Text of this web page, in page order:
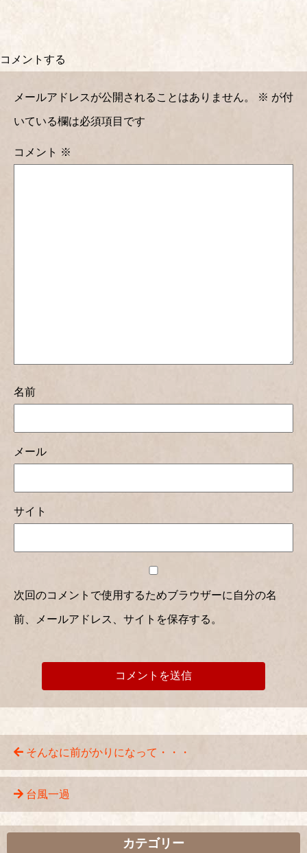
コメントする
メールアドレスが公開されることはありません。 ※ が付
いている欄は必須項目です
コメント ※
名前
メール
サイト
次回のコメントで使用するためブラウザーに自分の名
前、メールアドレス、サイトを保存する。
そんなに前がかりになって・・・
台風一過
カテゴリー